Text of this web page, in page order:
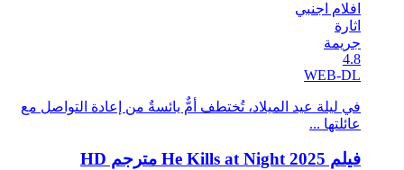
افلام اجنبي
اثارة
جريمة
4.8
WEB-DL
في ليلة عيد الميلاد، تُختطف أمٌّ يائسةٌ من إعادة التواصل مع
عائلتها ...
فيلم He Kills at Night 2025 مترجم HD